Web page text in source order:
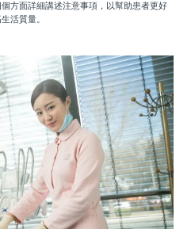
方面詳細講述注意事項，以幫助患者更好
活質量。